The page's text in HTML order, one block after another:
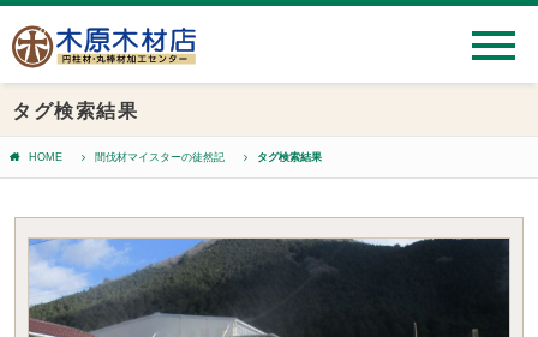
タグ検索結果
HOME 間伐材マイスターの徒然記 タグ検索結果